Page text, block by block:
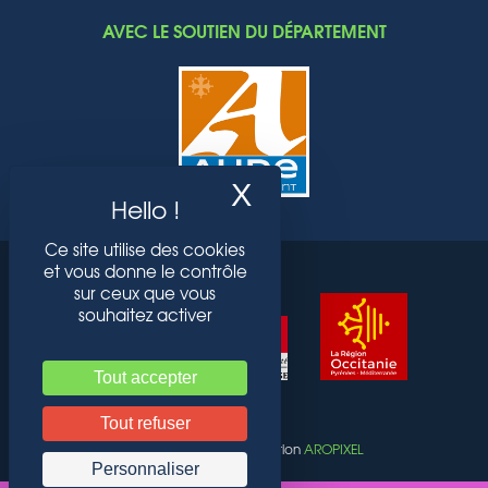
AVEC LE SOUTIEN DU DÉPARTEMENT
ACTI CITY © 2022 Réalisation AROPIXEL
Ce site utilise des cookies
et vous donne le contrôle
sur ceux que vous
souhaitez activer
Tout accepter
Tout refuser
Personnaliser
X Masquer le